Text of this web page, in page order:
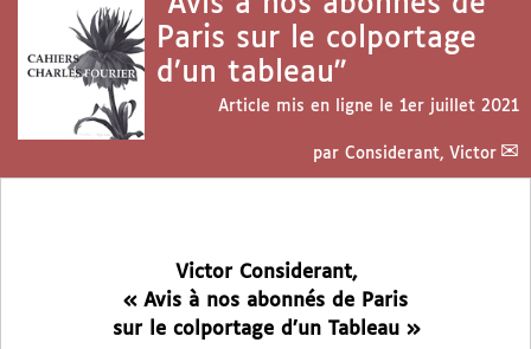
Paris sur le colportage
d’un tableau"
Article mis en ligne le 1er juillet 2021
par Considerant, Victor
Victor Considerant,
« Avis à nos abonnés de Paris
sur le colportage d’un Tableau »